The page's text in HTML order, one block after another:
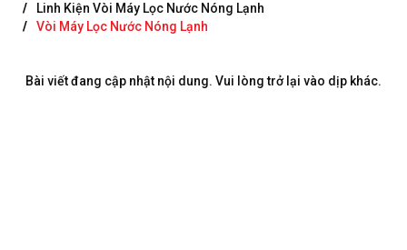
Linh Kiện Vòi Máy Lọc Nước Nóng Lạnh
Vòi Máy Lọc Nước Nóng Lạnh
Bài viết đang cập nhật nội dung. Vui lòng trở lại vào dịp khác.